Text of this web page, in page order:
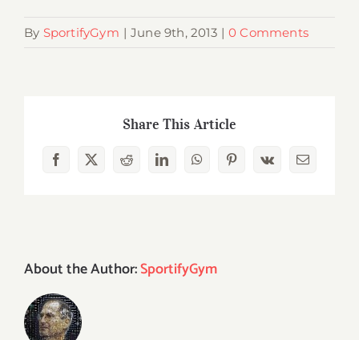
By SportifyGym | June 9th, 2013 | 0 Comments
Share This Article
Facebook
X RedditLinkedInWhatsAppPinterest
Vk Email
About the Author:SportifyGym